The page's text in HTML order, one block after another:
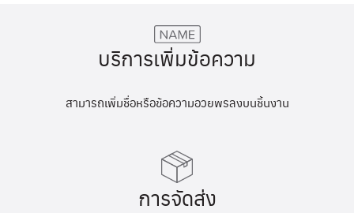
บริการเพิ่มข้อความ
สามารถเพิ่มชื่อหรือข้อความอวยพรลงบนชิ้นงาน
การจัดส่ง